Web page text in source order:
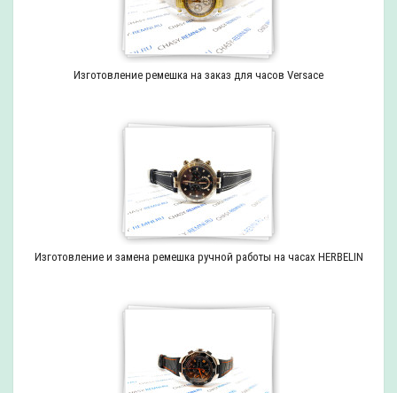
Изготовление ремешка на заказ для часов Versace
Изготовление и замена ремешка ручной работы на часах HERBELIN